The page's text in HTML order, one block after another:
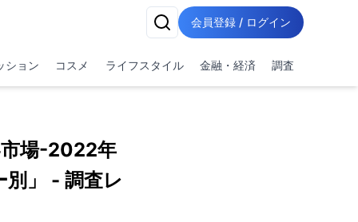
会員登録 / ログイン
ション コスメ ライフスタイル 金融・経済 調査
場-2022年
別」 - 調査レ